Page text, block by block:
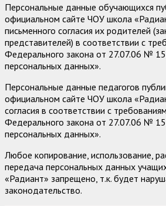
Персональные данные обучающихся
официальном сайте ЧОУ школа
письменного согласия их родителей
представителей) в соответствии с
Федерального закона от 27.07.06 №
персональных данных».
Персональные данные педагогов
официальном сайте ЧОУ школа
согласия в соответствии с
Федерального закона от 27.07.06 №
персональных данных».
Любое копирование, использование,
передача персональных данных
«Радиант» запрещено, т.к. будет
законодательство.